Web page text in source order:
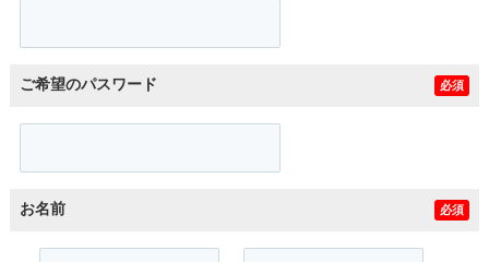
ご希望のパスワード 必須
お名前 必須